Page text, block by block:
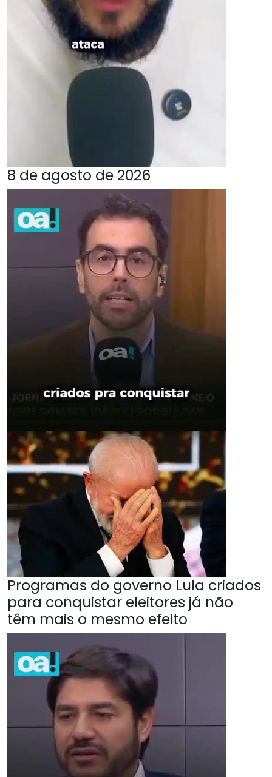
8 de agosto de 2026
Programas do governo Lula criados
para conquistar eleitores já não
têm mais o mesmo efeito